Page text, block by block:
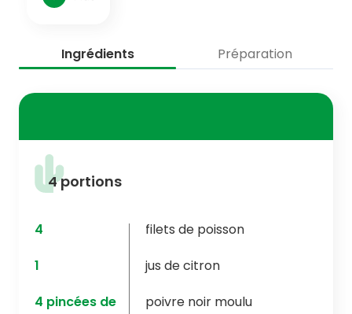
Ingrédients Préparation
4 portions
4
filets de poisson
1
jus de citron
4 pincées de
poivre noir moulu